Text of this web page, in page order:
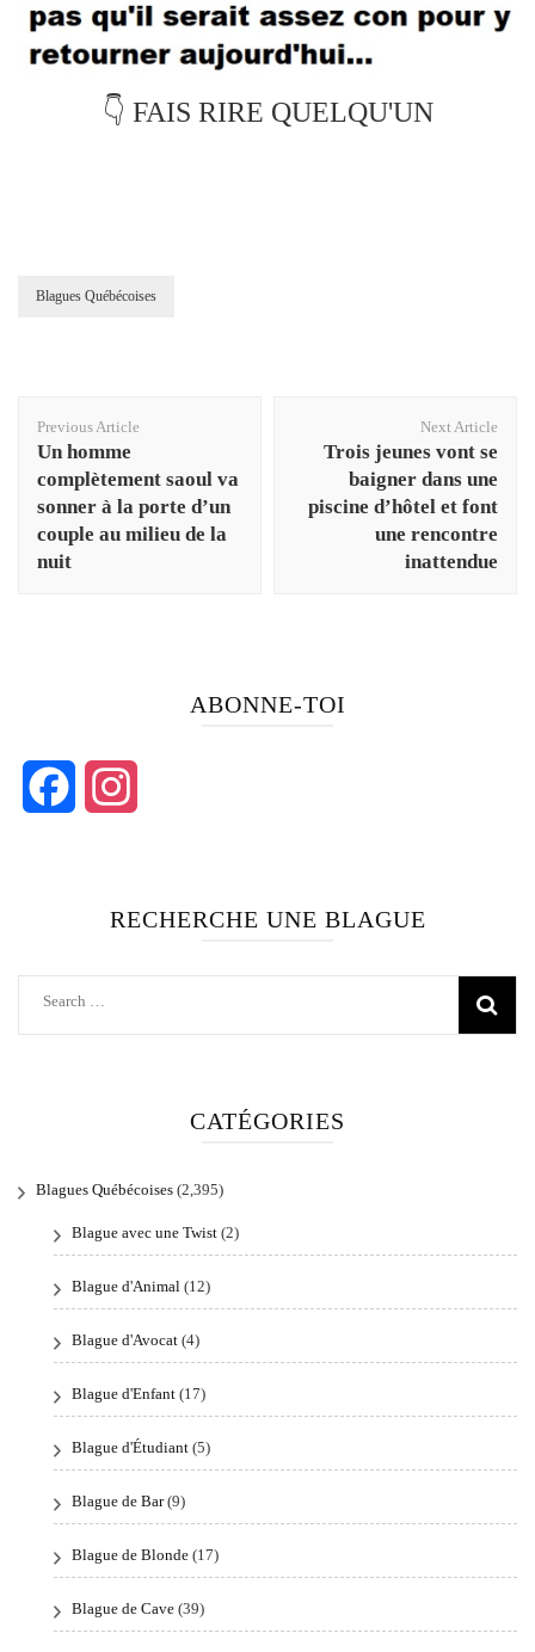
👇 FAIS RIRE QUELQU'UN
Blagues Québécoises
Navigation
Previous Article
Un homme
complètement saoul va
sonner à la porte d’un
couple au milieu de la
nuit
Next Article
Trois jeunes vont se
baigner dans une
piscine d’hôtel et font
une rencontre
inattendue
ABONNE-TOI
Facebook
RECHERCHE UNE BLAGUE
Search
CATÉGORIES
Blagues Québécoises (2,395)
Blague avec une Twist (2)
Blague d'Animal (12)
Blague d'Avocat (4)
Blague d'Enfant (17)
Blague d'Étudiant (5)
Blague de Bar(9)
Blague de Blonde (17)
Blague de Cave (39)